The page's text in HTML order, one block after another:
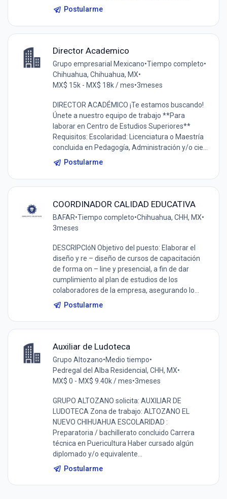
Postularme
Director Academico
Grupo empresarial Mexicano•Tiempo completo•
Chihuahua, Chihuahua, MX•
MX$ 15k - MX$ 18k / mes•3meses
DIRECTOR ACADÉMICO ¡Te estamos buscando!
Únete a nuestro equipo de trabajo **Para
laborar en Centro de Estudios Superiores**
Requisitos: Escolaridad: Licenciatura o Maestría
concluida en Pedagogía, Administración y/o cie...
Postularme
COORDINADOR CALIDAD EDUCATIVA
BAFAR•Tiempo completo•Chihuahua, CHH, MX•
3meses
DESCRIPCIóN Objetivo del puesto: Elaborar el
diseño y re – diseño de cursos de capacitación
de forma on – line y presencial, a fin de dar
cumplimiento al plan de estudios de los
colaboradores de la empresa, asegurando lo...
Postularme
Auxiliar de Ludoteca
Grupo Altozano•Medio tiempo•
Pedregal del Alba Residencial, CHH, MX•
MX$ 0 - MX$ 9.40k / mes•3meses
GRUPO ALTOZANO solicita: AUXILIAR DE
LUDOTECA Zona de trabajo: ALTOZANO EL
NUEVO CHIHUAHUA ESCOLARIDAD :
Preparatoria / bachillerato concluido Carrera
técnica en Puericultura Haber cursado algún
diplomado y/o equivalente...
Postularme